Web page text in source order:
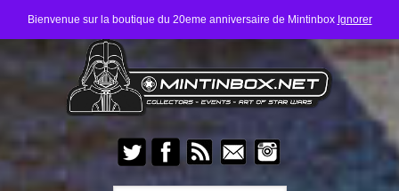
Bienvenue sur la boutique du 20eme anniversaire de Mintinbox Ignorer